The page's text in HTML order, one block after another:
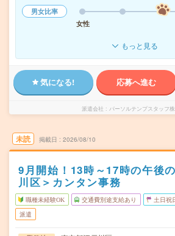
男女比率
女性
もっと見る
気になる! 応募へ進む
派遣会社 パーソルテンプスタッフ
未読 掲載日 2026/08/10
9月開始！13時～17時の午後
川区＞カンタン事務
職種未経験OK 交通費別途支給あり 土日祝
派遣